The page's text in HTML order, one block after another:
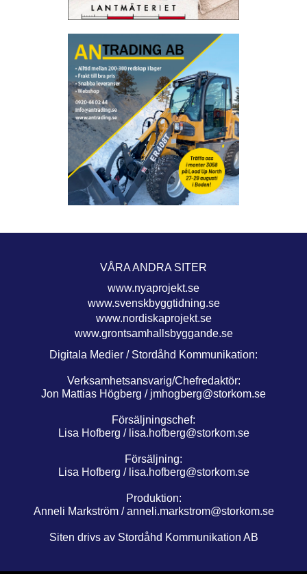
VÅRA ANDRA SITER
www.nyaprojekt.se
www.svenskbyggtidning.se
www.nordiskaprojekt.se
www.grontsamhallsbyggande.se
Digitala Medier / Stordåhd Kommunikation:
Verksamhetsansvarig/Chefredaktör:
Jon Mattias Högberg / jmhogberg@storkom.se
Försäljningschef:
Lisa Hofberg / lisa.hofberg@storkom.se
Försäljning:
Lisa Hofberg / lisa.hofberg@storkom.se
Produktion:
Anneli Markström /anneli.markstrom@storkom.se
Siten drivs av Stordåhd Kommunikation AB